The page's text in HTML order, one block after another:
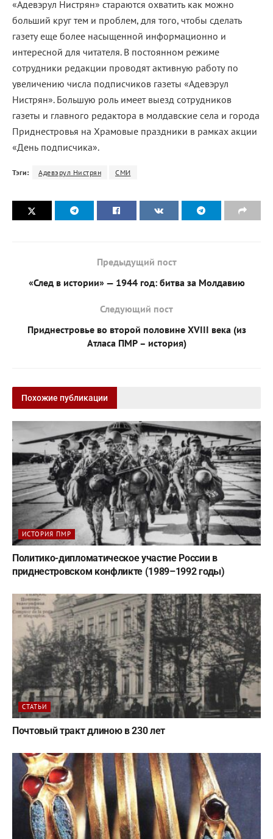
«Адевэрул Нистрян» стараются охватить как можно
больший круг тем и проблем, для того, чтобы сделать
газету еще более насыщенной информационно и
интересной для читателя. В постоянном режиме
сотрудники редакции проводят активную работу по
увеличению числа подписчиков газеты «Адевэрул
Нистрян». Большую роль имеет выезд сотрудников
газеты и главного редактора в молдавские села и города
Приднестровья на Храмовые праздники в рамках акции
«День подписчика».
Тэги: Адевэрул Нистрян СМИ
Предыдущий пост
«След в истории» — 1944 год: битва за Молдавию
Следующий пост
Приднестровье во второй половине ХVIII века (из
Атласа ПМР – история)
Похожие публикации
ИСТОРИЯ ПМР
Политико-дипломатическое участие России в
приднестровском конфликте (1989–1992 годы)
СТАТЬИ
Почтовый тракт длиною в 230 лет